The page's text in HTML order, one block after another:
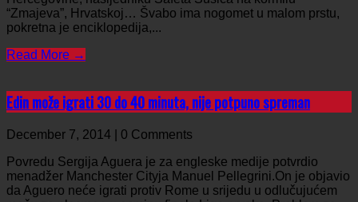
“Zmajeva”, Hrvatskoj… Švabo ima nogomet u malom prstu,
pokretna je enciklopedija,...
Read More →
Edin može igrati 30 do 40 minuta, nije potpuno spreman
December 7, 2014 | 0 Comments
Povredu Sergija Aguera je za engleske medije potvrdio
menadžer Manchester Cityja Manuel Pellegrini.On je objavio
da Aguero neće igrati protiv Rome u srijedu u odlučujućem